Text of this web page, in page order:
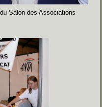
Salon des Associations